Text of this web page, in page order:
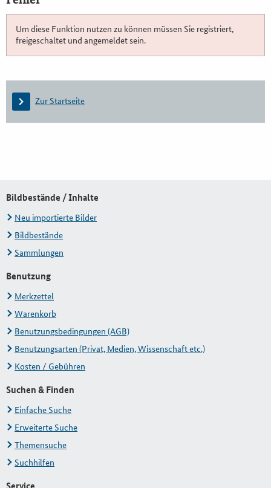
Um diese Funktion nutzen zu können müssen Sie registriert,
freigeschaltet und angemeldet sein.
Zur Startseite
Bildbestände / Inhalte
Neu importierte Bilder
Bildbestände
Sammlungen
Benutzung
Merkzettel
Warenkorb
Benutzungsbedingungen (AGB)
Benutzungsarten (Privat, Medien, Wissenschaft etc.)
Kosten / Gebühren
Suchen & Finden
Einfache Suche
Erweiterte Suche
Themensuche
Suchhilfen